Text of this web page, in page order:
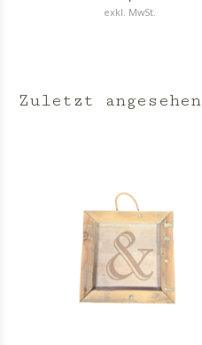
exkl. MwSt.
Zuletzt angesehen